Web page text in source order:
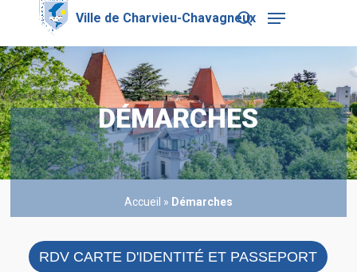
content
search
Menu
DÉMARCHES
Accueil » Démarches
RDV CARTE D'IDENTITÉ ET PASSEPORT
Close